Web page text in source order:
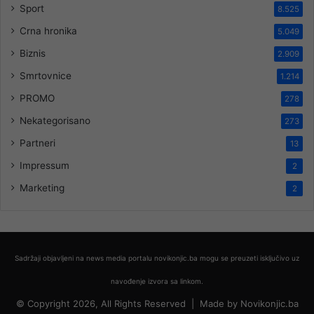
Sport 8.525
Crna hronika 5.049
Biznis 2.909
Smrtovnice 1.214
PROMO 278
Nekategorisano 273
Partneri 13
Impressum 2
Marketing 2
Sadržaji objavljeni na news media portalu novikonjic.ba mogu se preuzeti isključivo uz
navođenje izvora sa linkom.
© Copyright 2026, All Rights Reserved | Made by Novikonjic.ba